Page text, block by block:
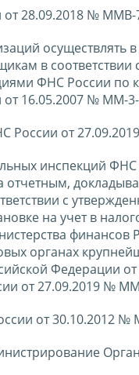
28.09.2018 №
в
ФНС России по
16.05.2007 № ММ-
России от
инспекций
отчетным,
с
на учет в
органах
Федерации
от 27.09.2019 №
от 30.10.2012 №